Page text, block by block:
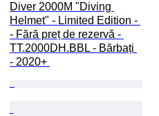
Diver 2000M "Diving
Helmet" - Limited Edition -
- Fără preț de rezervă -
TT.2000DH.BBL - Bărbați
- 2020+